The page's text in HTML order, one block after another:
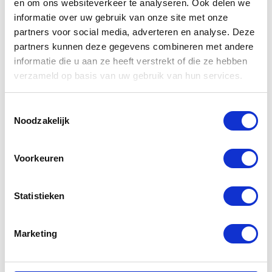
en om ons websiteverkeer te analyseren. Ook delen we
informatie over uw gebruik van onze site met onze
partners voor social media, adverteren en analyse. Deze
partners kunnen deze gegevens combineren met andere
informatie die u aan ze heeft verstrekt of die ze hebben
verzameld op basis van uw gebruik van hun services.
Noodzakelijk
Voorkeuren
Statistieken
Marketing
Gerelateerde
Segura Carter
Yamaha